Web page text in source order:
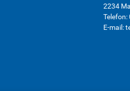
2234
Telefon:
E-mail: